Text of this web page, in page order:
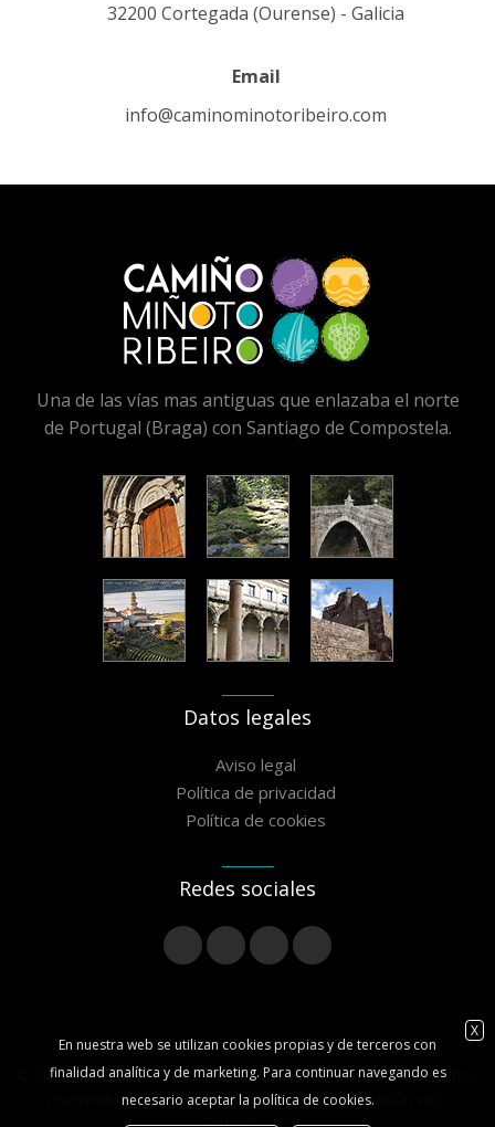
32200 Cortegada (Ourense) - Galicia
Email
info@caminominotoribeiro.com
Una de las vías mas antiguas que enlazaba el norte
de Portugal (Braga) con Santiago de Compostela.
Datos legales
Aviso legal
Política de privacidad
Política de cookies
Redes sociales
© 2020 Asociación Camiño Miñoto Ribeiro - Todos los derechos
reservados // Diseño maquetación y programación web
X
En nuestra web se utilizan cookies propias y de terceros con
finalidad analítica y de marketing. Para continuar navegando es
necesario aceptar la política de cookies.